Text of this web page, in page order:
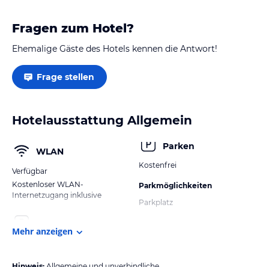
Fragen zum Hotel?
Ehemalige Gäste des Hotels kennen die Antwort!
Frage stellen
Hotelausstattung Allgemein
WLAN
Verfügbar
Kostenloser WLAN-
Internetzugang inklusive
Parken
Kostenfrei
Parkmöglichkeiten
Parkplatz
Mehr anzeigen